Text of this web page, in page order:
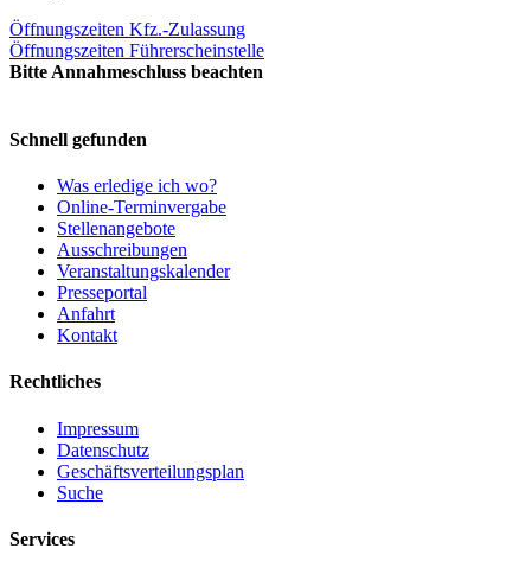
Öffnungszeiten Kfz.-Zulassung
Öffnungszeiten Führerscheinstelle
Bitte Annahmeschluss beachten
Schnell gefunden
Was erledige ich wo?
Online-Terminvergabe
Stellenangebote
Ausschreibungen
Veranstaltungskalender
Presseportal
Anfahrt
Kontakt
Rechtliches
Impressum
Datenschutz
Geschäftsverteilungsplan
Suche
Services